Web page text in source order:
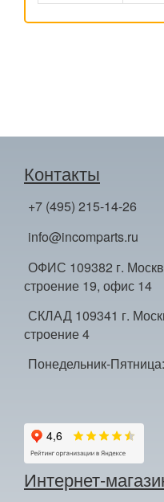
Контакты
+7 (495) 215-14-26
info@incomparts.ru
ОФИС 109382 г.
строение 19, офис 14
СКЛАД 109341 г.
строение 4
Понедельник-
Интернет-